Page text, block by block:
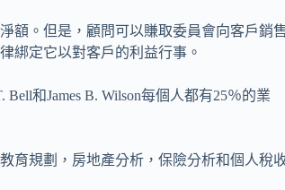
額。但是，顧問可以賺取委員會向客戶銷
綁定它以對客戶的利益行事。
和James B. Wilson每個人都有25％的業
育規劃，房地產分析，保險分析和個人稅